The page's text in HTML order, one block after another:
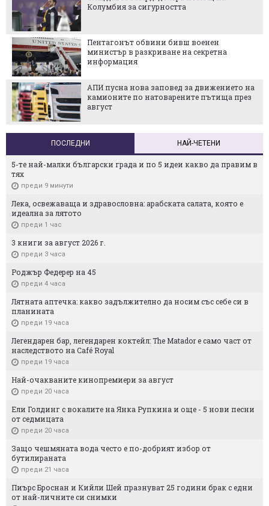
Колумбия за сигурността
Пентагонът обвини бивш военен
министър в разкриване на секретна
информация
АПИ пусна нова заповед за движението на
камионите по натоварените пътища през
август
ПОСЛЕДНИ НАЙ-ЧЕТЕНИ
5-те най-малки български градa и по 5 идеи какво да правим в
тях
преди 9 минути
Лека, освежаваща и здравословна: арабската салата, която е
идеална за лятото
преди 1 час
3 книги за август 2026 г.
преди 3 часа
Роджър Федерер на 45
преди 4 часа
Лятната аптечка: какво задължително да носим със себе си в
планината
преди 19 часа
Легендарен бар, легендарен коктейл: The Matador е само част от
наследството на Café Royal
преди 19 часа
Най-очакваните кинопремиери за август
преди 20 часа
Ели Голдинг с вокалите на Янка Рупкина и още - 5 нови песни
от седмицата
преди 20 часа
Защо чешмяната вода често е по-добрият избор от
бутилираната
преди 21 часа
Пиърс Броснан и Кийли Шей празнуват 25 години брак с едни
от най-личните си снимки